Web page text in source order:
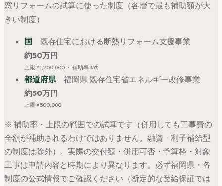
窓リフォームの試算に使った制度（各層で最も補助額が大
きい制度）
国
既存住宅における断熱リフォーム支援事業
約50万円
上限 ¥1,200,000 ・ 補助率 33%
都道府県
福岡県 既存住宅省エネルギー改修事業
約50万円
上限 ¥500,000
※ 補助率・上限の範囲での試算です（併用しても工事費の
全額が補助されるわけではありません。融資・利子補給型
の制度は除外）。実際の交付額・併用可否・予算枠・対象
工事は申請内容と時期により異なります。必ず福岡県 ・各
制度の公式情報でご確認ください（断定的な受給保証では